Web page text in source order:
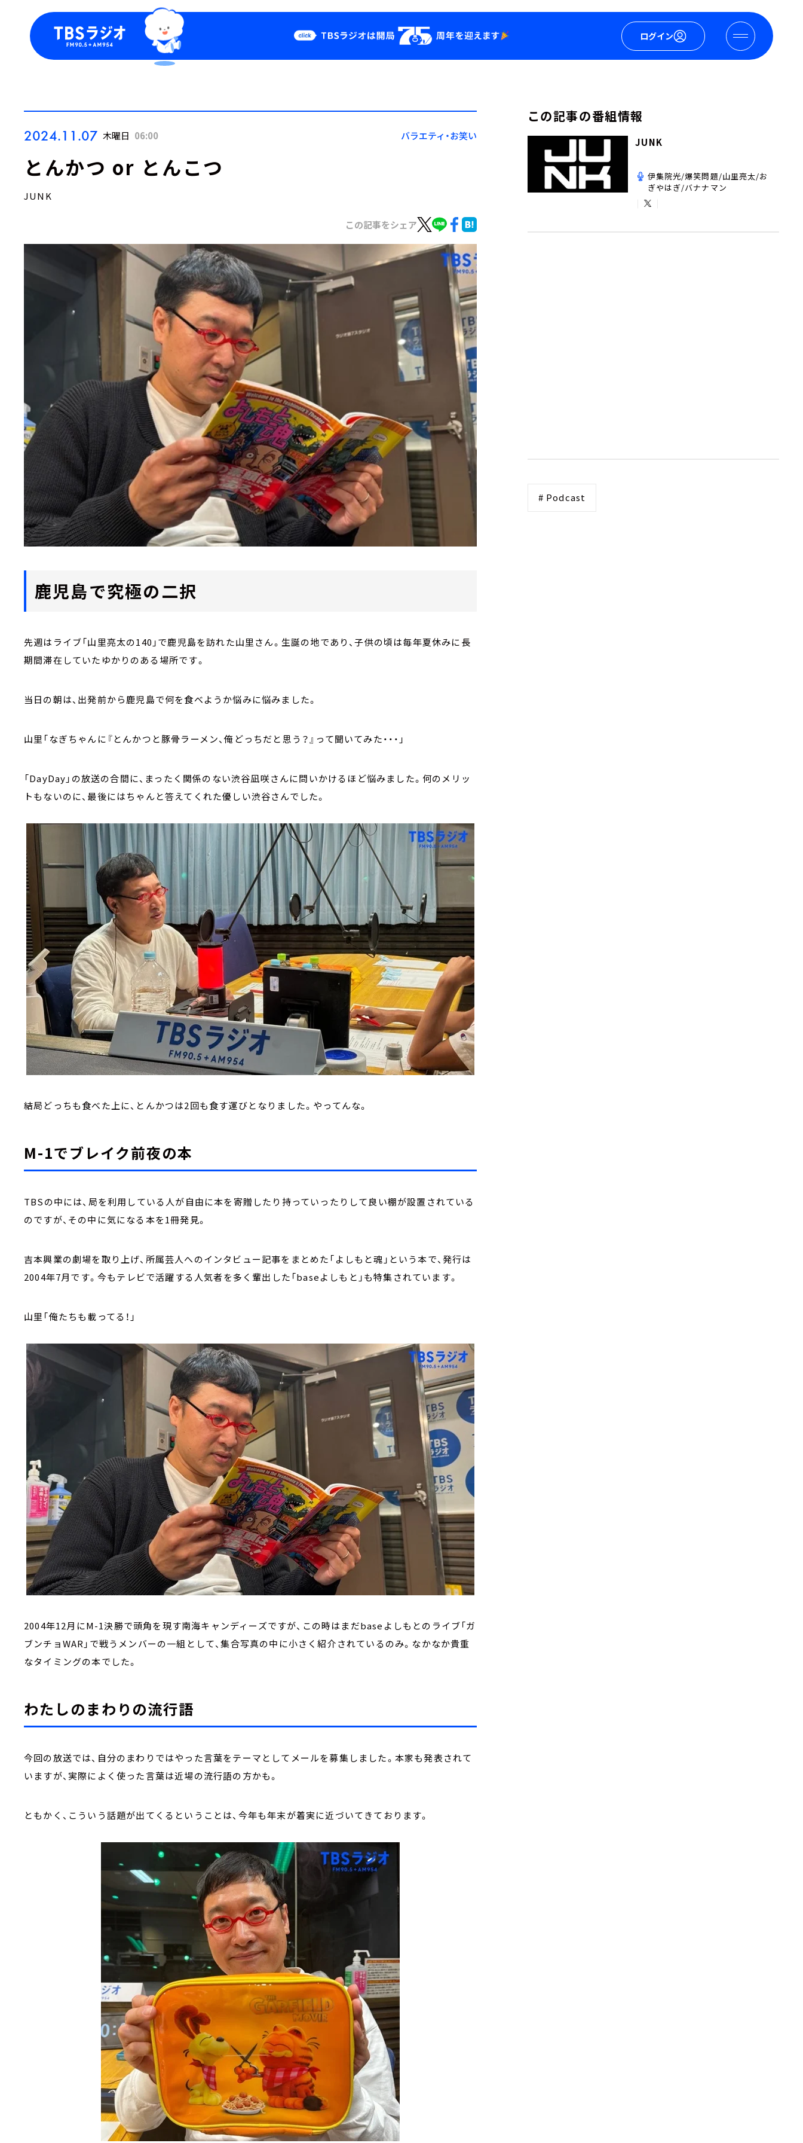
ログイン
Podcast
YouTube
会社情報
2024.11.07 木曜日 06:00 バラエティ・お笑い
とんかつ or とんこつ
JUNK
この記事をシェア
鹿児島で究極の二択
先週はライブ「山里亮太の140」で鹿児島を訪れた山里さん。生誕の地であり、子供の頃は毎年夏休みに長
期間滞在していたゆかりのある場所です。
当日の朝は、出発前から鹿児島で何を食べようか悩みに悩みました。
山里「なぎちゃんに『とんかつと豚骨ラーメン、俺どっちだと思う？』って聞いてみた・・・」
「DayDay」の放送の合間に、まったく関係のない渋谷凪咲さんに問いかけるほど悩みました。何のメリッ
トもないのに、最後にはちゃんと答えてくれた優しい渋谷さんでした。
結局どっちも食べた上に、とんかつは2回も食す運びとなりました。やってんな。
M-1でブレイク前夜の本
TBSの中には、局を利用している人が自由に本を寄贈したり持っていったりして良い棚が設置されている
のですが、その中に気になる本を1冊発見。
吉本興業の劇場を取り上げ、所属芸人へのインタビュー記事をまとめた「よしもと魂」という本で、発行は
2004年7月です。今もテレビで活躍する人気者を多く輩出した「baseよしもと」も特集されています。
山里「俺たちも載ってる！」
2004年12月にM-1決勝で頭角を現す南海キャンディーズですが、この時はまだbaseよしもとのライブ「ガ
ブンチョWAR」で戦うメンバーの一組として、集合写真の中に小さく紹介されているのみ。なかなか貴重
なタイミングの本でした。
わたしのまわりの流行語
今回の放送では、自分のまわりではやった言葉をテーマとしてメールを募集しました。本家も発表されて
いますが、実際によく使った言葉は近場の流行語の方かも。
ともかく、こういう話題が出てくるということは、今年も年末が着実に近づいてきております。
この記事の番組情報
JUNK
伊集院光/爆笑問題/山里亮太/お
ぎやはぎ/バナナマン
# Podcast